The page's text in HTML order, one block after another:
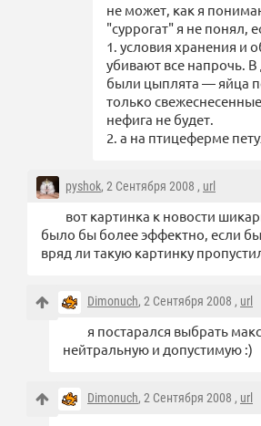
не может, как я
"суррогат" я не понял,
1. условия хранения и
убивают все напрочь.
были цыплята — яйца
только
нефига не будет.
2. а на птицеферме
pyshok, 2 Сентября 2008 , url
вот картинка к новости
было бы более эффектно, если
вряд ли такую картинку
Dimonuch, 2 Сентября 2008 , url
я постарался выбрать
нейтральную и допустимую :)
Dimonuch, 2 Сентября 2008 , url